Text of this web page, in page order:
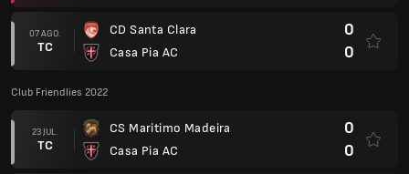
07 AGO.
TC
CD Santa Clara
Casa Pia AC
0
0
Club Friendlies 2022
23 JUL.
TC
CS Maritimo Madeira
Casa Pia AC
0
0